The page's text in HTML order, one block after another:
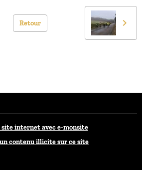
Retour
site internet avec e-monsite
contenu illicite sur ce site